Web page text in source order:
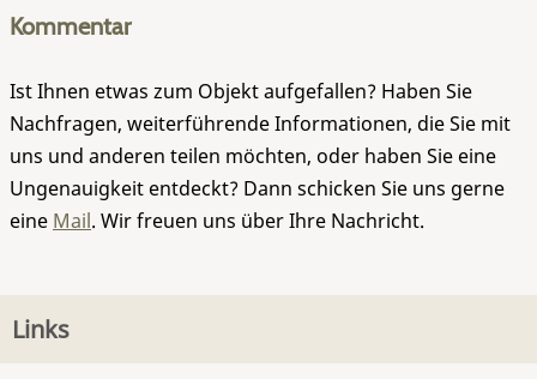
Kommentar
Ist Ihnen etwas zum Objekt aufgefallen? Haben Sie
Nachfragen, weiterführende Informationen, die Sie mit
uns und anderen teilen möchten, oder haben Sie eine
Ungenauigkeit entdeckt? Dann schicken Sie uns gerne
eine Mail. Wir freuen uns über Ihre Nachricht.
Links